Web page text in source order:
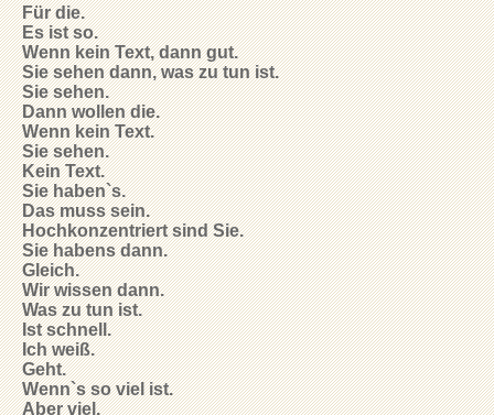
Für die.
Es ist so.
Wenn kein Text, dann gut.
Sie sehen dann, was zu tun ist.
Sie sehen.
Dann wollen die.
Wenn kein Text.
Sie sehen.
Kein Text.
Sie haben`s.
Das muss sein.
Hochkonzentriert sind Sie.
Sie habens dann.
Gleich.
Wir wissen dann.
Was zu tun ist.
Ist schnell.
Ich weiß.
Geht.
Wenn`s so viel ist.
Aber viel.